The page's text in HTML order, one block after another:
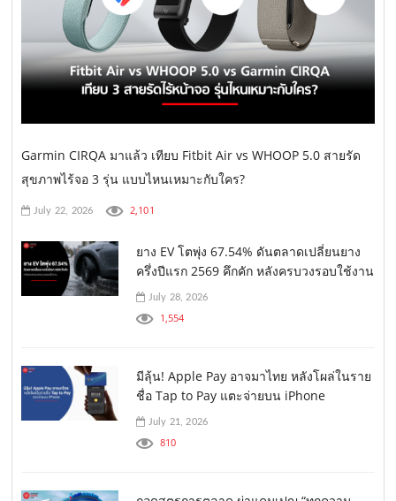
Garmin CIRQA มาแล้ว เทียบ Fitbit Air vs WHOOP 5.0 สายรัด
สุขภาพไร้จอ 3 รุ่น แบบไหนเหมาะกับใคร?
July 22, 2026 2,101
ยาง EV โตพุ่ง 67.54% ดันตลาดเปลี่ยนยาง
ครึ่งปีแรก 2569 คึกคัก หลังครบวงรอบใช้งาน
July 28, 2026
1,554
มีลุ้น! Apple Pay อาจมาไทย หลังโผล่ในราย
ชื่อ Tap to Pay แตะจ่ายบน iPhone
July 21, 2026
810